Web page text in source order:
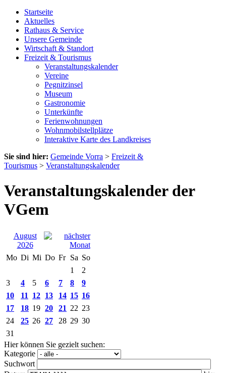
Startseite
Aktuelles
Rathaus & Service
Unsere Gemeinde
Wirtschaft & Standort
Freizeit & Tourismus
Veranstaltungskalender
Vereine
Pegnitzinsel
Museum
Gastronomie
Unterkünfte
Ferienwohnungen
Wohnmobilstellplätze
Interaktive Karte des Landkreises
Sie sind hier: Gemeinde Vorra > Freizeit &
Tourismus > Veranstaltungskalender
Veranstaltungskalender der
VGem
August
2026
Mo Di Mi Do Fr Sa So
1
2
3
4 5 6 7 8
9
10
11 12 13 14 15 16
17
18 19 20 21 22 23
24
25 26 27 28 29 30
31
Hier können Sie gezielt suchen:
Kategorie
Suchwort